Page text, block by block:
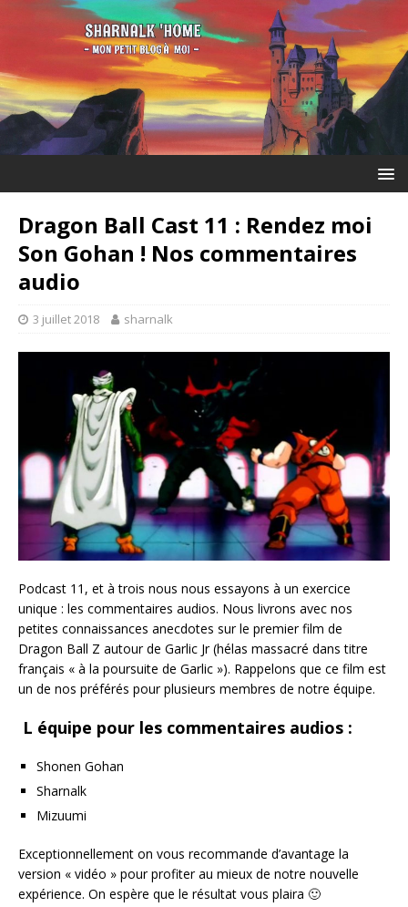
Dragon Ball Cast 11 : Rendez moi
Son Gohan ! Nos commentaires
audio
3 juillet 2018 sharnalk
Podcast 11, et à trois nous nous essayons à un exercice
unique : les commentaires audios. Nous livrons avec nos
petites connaissances anecdotes sur le premier film de
Dragon Ball Z autour de Garlic Jr (hélas massacré dans titre
français « à la poursuite de Garlic »). Rappelons que ce film est
un de nos préférés pour plusieurs membres de notre équipe.
L équipe pour les commentaires audios :
Shonen Gohan
Sharnalk
Mizuumi
Exceptionnellement on vous recommande d’avantage la
version « vidéo » pour profiter au mieux de notre nouvelle
expérience. On espère que le résultat vous plaira 🙂